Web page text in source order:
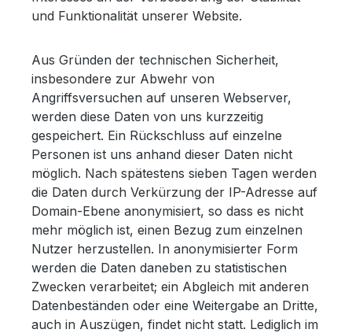
und Funktionalität unserer Website.
Aus Gründen der technischen Sicherheit,
insbesondere zur Abwehr von
Angriffsversuchen auf unseren Webserver,
werden diese Daten von uns kurzzeitig
gespeichert. Ein Rückschluss auf einzelne
Personen ist uns anhand dieser Daten nicht
möglich. Nach spätestens sieben Tagen werden
die Daten durch Verkürzung der IP-Adresse auf
Domain-Ebene anonymisiert, so dass es nicht
mehr möglich ist, einen Bezug zum einzelnen
Nutzer herzustellen. In anonymisierter Form
werden die Daten daneben zu statistischen
Zwecken verarbeitet; ein Abgleich mit anderen
Datenbeständen oder eine Weitergabe an Dritte,
auch in Auszügen, findet nicht statt. Lediglich im